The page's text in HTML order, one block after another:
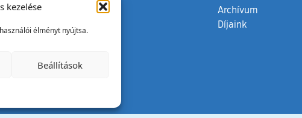
kezelése
élményt nyújtsa.
Beállítások
tér 1.
Archívum
Díjaink